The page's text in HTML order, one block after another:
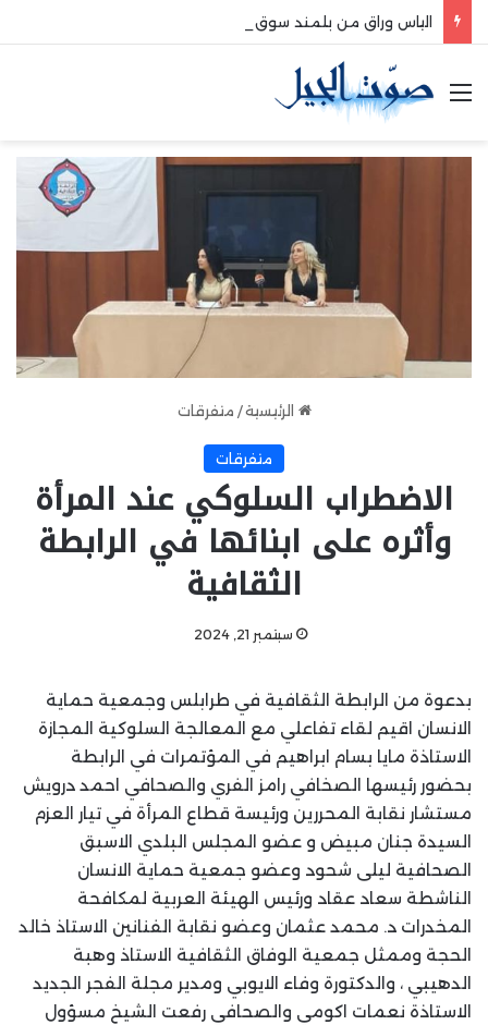
القائمة
الرئيسية / متفرقات
متفرقات
الاضطراب السلوكي عند المرأة
وأثره على ابنائها في الرابطة
الثقافية
سبتمبر 21, 2024
بدعوة من الرابطة الثقافية في طرابلس وجمعية حماية
الانسان اقيم لقاء تفاعلي مع المعالجة السلوكية المجازة
الاستاذة مايا بسام ابراهيم في المؤتمرات في الرابطة
بحضور رئيسها الصخافي رامز الفري والصحافي احمد درويش
مستشار نقابة المحررين ورئيسة قطاع المرأة في تيار العزم
السيدة جنان مبيض و عضو المجلس البلدي الاسبق
الصحافية ليلى شحود وعضو جمعية حماية الانسان
الناشطة سعاد عقاد ورئيس الهيئة العربية لمكافحة
المخدرات د. محمد عثمان وعضو نقابة الفنانين الاستاذ خالد
الحجة وممثل جمعية الوفاق الثقافية الاستاذ وهبة
الدهيبي ، والدكتورة وفاء الايوبي ومدير مجلة الفجر الجديد
الاستاذة نعمات اكومي والصحافي رفعت الشيخ مسؤول